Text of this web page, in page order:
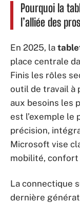
Pourquoi la
l’alliée des
En 2025, la
place centrale
Finis les rôles
outil de travail à
aux besoins les
est l’exemple le
précision,
Microsoft vise
mobilité, confort
La connectique
dernière